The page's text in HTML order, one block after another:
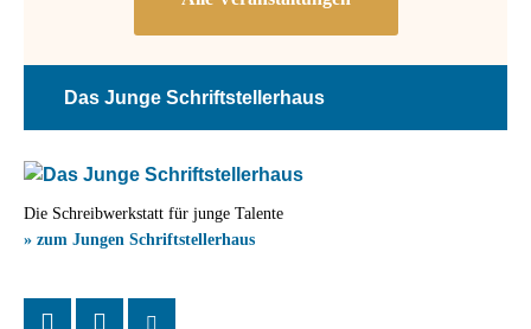
Das Junge Schriftstellerhaus
Die Schreibwerkstatt für junge Talente
» zum Jungen Schriftstellerhaus